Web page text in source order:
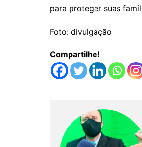
para proteger suas
Foto: divulgação
Compartilhe!